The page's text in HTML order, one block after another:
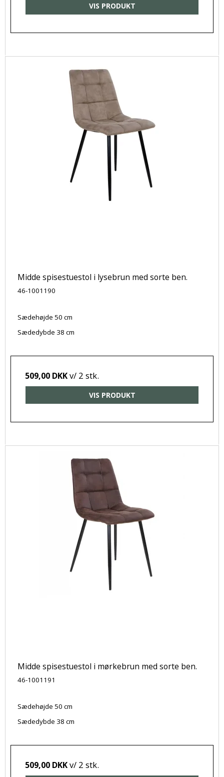
VIS PRODUKT
Midde spisestuestol i lysebrun med sorte ben.
46-1001190
Sædehøjde 50 cm
Sædedybde 38 cm
509,00 DKKv/ 2 stk.
VIS PRODUKT
Midde spisestuestol i mørkebrun med sorte ben.
46-1001191
Sædehøjde 50 cm
Sædedybde 38 cm
509,00 DKKv/ 2 stk.